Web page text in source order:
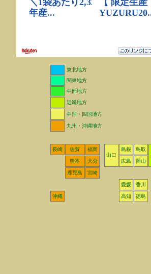
東北地方
関東地方
中部地方
近畿地方
中国・四国地方
九州・沖縄地方
長崎 佐賀
福岡
山口
島根
鳥取
熊本
大分 広島 岡山
鹿児島 宮崎
愛媛 香川
沖縄 高知 徳島